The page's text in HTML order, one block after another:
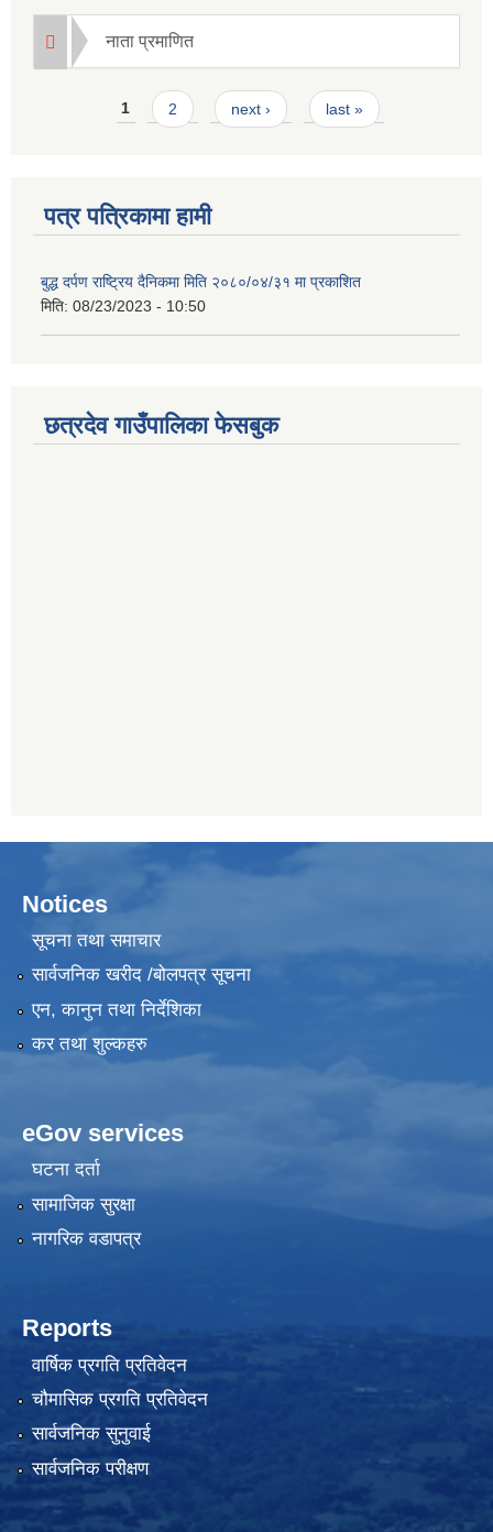
नाता प्रमाणित
Pages1 2 next › last »
पत्र पत्रिकामा हामी
बुद्ध दर्पण राष्ट्रिय दैनिकमा मिति २०८०/०४/३१ मा प्रकाशित
मिति: 08/23/2023 - 10:50
छत्रदेव गाउँपालिका फेसबुक
Notices
सूचना तथा समाचार
सार्वजनिक खरीद /बोलपत्र सूचना
एन, कानुन तथा निर्देशिका
कर तथा शुल्कहरु
eGov services
घटना दर्ता
सामाजिक सुरक्षा
नागरिक वडापत्र
Reports
वार्षिक प्रगति प्रतिवेदन
चौमासिक प्रगति प्रतिवेदन
सार्वजनिक सुनुवाई
सार्वजनिक परीक्षण